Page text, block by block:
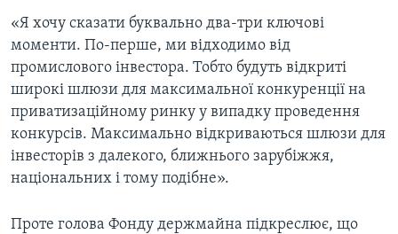
«Я хочу сказати буквально два-три ключові
моменти. По-перше, ми відходимо від
промислового інвестора. Тобто будуть відкриті
широкі шлюзи для максимальної конкуренції на
приватизаційному ринку у випадку проведення
конкурсів. Максимально відкриваються шлюзи для
інвесторів з далекого, ближнього зарубіжжя,
національних і тому подібне».
Проте голова Фонду держмайна підкреслює, що